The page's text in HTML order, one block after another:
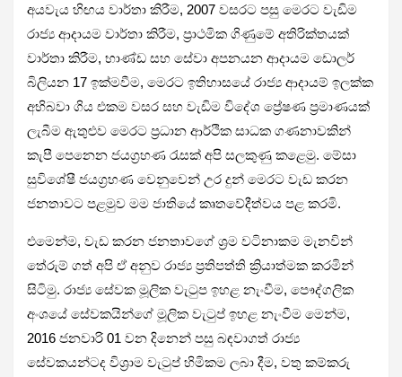
අයවැය හිඟය වාර්තා කිරීම, 2007 වසරට පසු මෙරට වැඩිම
රාජ්‍ය ආදායම වාර්තා කිරීම, ප්‍රාථමික ගිණුමේ අතිරික්තයක්
වාර්තා කිරීම, භාණ්ඩ සහ සේවා අපනයන ආදායම ඩොලර්
බිලියන 17 ඉක්මවීම, මෙරට ඉතිහාසයේ රාජ්‍ය ආදායම් ඉලක්ක
අභිබවා ගිය එකම වසර සහ වැඩිම විදේශ ප්‍රේෂණ ප්‍රමාණයක්
ලැබීම ඇතුළුව මෙරට ප්‍රධාන ආර්ථික සාධක ගණනාවකින්
කැපී පෙනෙන ජයග්‍රහණ රැසක් අපි සලකුණු කළෙමු. මේසා
සුවිශේෂී ජයග්‍රහණ වෙනුවෙන් උර දුන් මෙරට වැඩ කරන
ජනතාවට පළමුව මම ජාතියේ කෘතවේදීත්වය පළ කරමි.
එමෙන්ම, වැඩ කරන ජනතාවගේ ශ්‍රම වටිනාකම මැනවින්
තේරුම් ගත් අපි ඒ අනුව රාජ්‍ය ප්‍රතිපත්ති ක්‍රියාත්මක කරමින්
සිටිමු. රාජ්‍ය සේවක මූලික වැටුප ඉහළ නැංවීම, පෞද්ගලික
අංශයේ සේවකයින්ගේ මූලික වැටුප් ඉහළ නැංවීම මෙන්ම,
2016 ජනවාරි 01 වන දිනෙන් පසු බඳවාගත් රාජ්‍ය
සේවකයන්ටද විශ්‍රාම වැටුප් හිමිකම ලබා දීම, වතු කම්කරු